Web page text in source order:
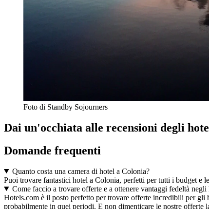
Foto di Standby Sojourners
Dai un'occhiata alle recensioni degli
Domande frequenti
Quanto costa una camera di hotel a Colonia?
Puoi trovare fantastici hotel a Colonia, perfetti per tutti i budget e
Come faccio a trovare offerte e a ottenere vantaggi fedeltà
Hotels.com è il posto perfetto per trovare offerte incredibili per gli
probabilmente in quei periodi. E non dimenticare le nostre offerte